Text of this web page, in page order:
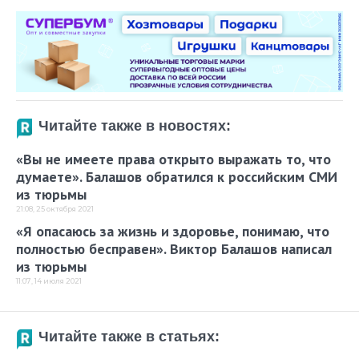
Читайте также в новостях:
«Вы не имеете права открыто выражать то, что
думаете». Балашов обратился к российским СМИ
из тюрьмы
21:08, 25 октября 2021
«Я опасаюсь за жизнь и здоровье, понимаю, что
полностью бесправен». Виктор Балашов написал
из тюрьмы
11:07, 14 июля 2021
Читайте также в статьях: